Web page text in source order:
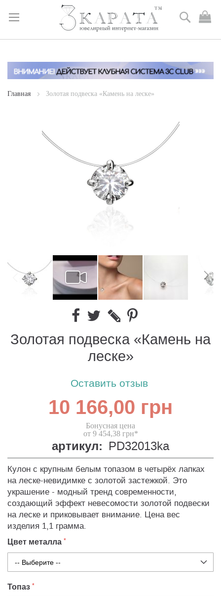
Skip
Content
Поиск
Главная Золотая подвеска «Камень на леске»
Золотая подвеска «Камень на
леске»
Оставить отзыв
10 166,00 грн
Бонусная цена
от 9 454,38 грн*
артикул: PD32013ka
Кулон с крупным белым топазом в четырёх лапках
на леске-невидимке с золотой застежкой. Это
украшение - модный тренд современности,
создающий эффект невесомости золотой подвески
на леске и приковывает внимание. Цена вес
изделия 1,1 грамма.
Цвет металла
Топаз